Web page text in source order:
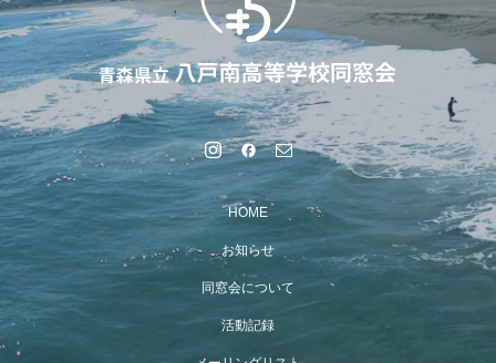
HOME
お知らせ
同窓会について
活動記録